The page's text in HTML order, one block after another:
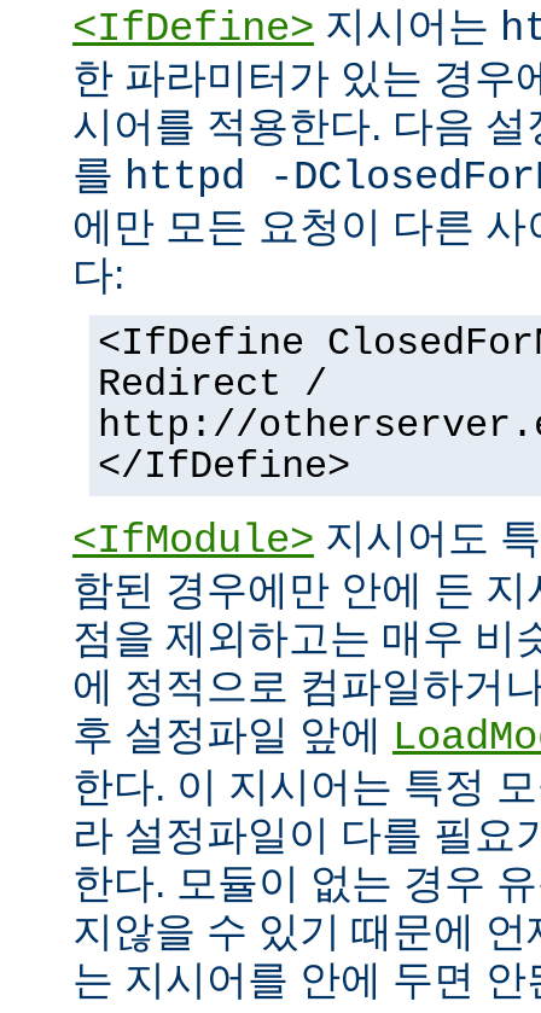
<IfDefine> 지시어는
한 파라미터가 있는 경우
시어를 적용한다. 다음
를 httpd -
에만 모든 요청이 다른
다:
<IfDefine
Redirect /
http://
</IfDefine>
<IfModule> 지시어도
함된 경우에만 안에 든
점을 제외하고는 매우 비
에 정적으로 컴파일하거
후 설정파일 앞에
한다. 이 지시어는 특정
라 설정파일이 다를 필요
한다. 모듈이 없는 경우
지않을 수 있기 때문에
는 지시어를 안에 두면 안